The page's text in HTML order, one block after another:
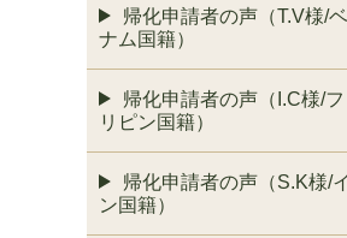
帰化申請者の声（T.V様/
ナム国籍）
帰化申請者の声（I.C様/フ
リピン国籍）
帰化申請者の声（S.K様/
ン国籍）